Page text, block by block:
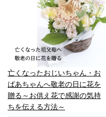
亡くなったおじいちゃん・お
ばあちゃんへ敬老の日に花を
贈る～お供え花で感謝の気持
ちを伝える方法～